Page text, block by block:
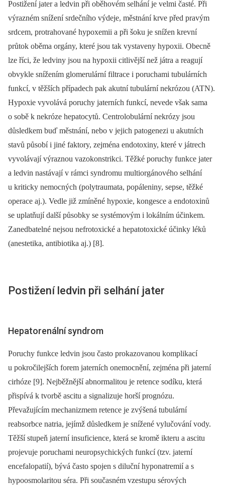
Postižení jater a ledvin při oběhovém selhání je velmi časté. Při
výrazném snížení srdečního výdeje, městnání krve před pravým
srdcem, protrahované hypoxemii a při šoku je snížen krevní
průtok oběma orgány, které jsou tak vystaveny hypoxii. Obecně
lze říci, že ledviny jsou na hypoxii citlivější než játra a reagují
obvykle snížením glomerulární filtrace i poruchami tubulárních
funkcí, v těžších případech pak akutní tubulární nekrózou (ATN).
Hypoxie vyvolává poruchy jaterních funkcí, nevede však sama
o sobě k nekróze hepatocytů. Centrolobulární nekrózy jsou
důsledkem buď městnání, nebo v jejich patogenezi u akutních
stavů působí i jiné faktory, zejména endotoxiny, které v játrech
vyvolávají výraznou vazokonstrikci. Těžké poruchy funkce jater
a ledvin nastávají v rámci syndromu multiorgánového selhání
u kriticky nemocných (polytraumata, popáleniny, sepse, těžké
operace aj.). Vedle již zmíněné hypoxie, kongesce a endotoxinů
se uplatňují další působky se systémovým i lokálním účinkem.
Zanedbatelné nejsou nefrotoxické a hepatotoxické účinky léků
(anestetika, antibiotika aj.) [8].
Postižení ledvin při selhání jater
Hepatorenální syndrom
Poruchy funkce ledvin jsou často prokazovanou komplikací
u pokročilejších forem jaterních onemocnění, zejména při jaterní
cirhóze [9]. Nejběžnější abnormalitou je retence sodíku, která
přispívá k tvorbě ascitu a signalizuje horší prognózu.
Převažujícím mechanizmem retence je zvýšená tubulární
reabsorbce natria, jejímž důsledkem je snížené vylučování vody.
Těžší stupeň jaterní insuficience, která se kromě ikteru a ascitu
projevuje poruchami neuropsychických funkcí (tzv. jaterní
encefalopatií), bývá často spojen s diluční hyponatremií a s
hypoosmolaritou séra. Při současném vzestupu sérových